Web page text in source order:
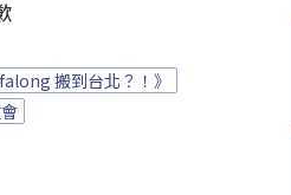
搬到台北？！》